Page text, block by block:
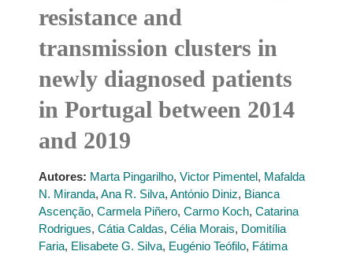
resistance and
transmission clusters in
newly diagnosed patients
in Portugal between 2014
and 2019
Autores: Marta Pingarilho, Victor Pimentel, Mafalda
N. Miranda, Ana R. Silva, António Diniz, Bianca
Ascenção, Carmela Piñero, Carmo Koch, Catarina
Rodrigues, Cátia Caldas, Célia Morais, Domitília
Faria, Elisabete G. Silva, Eugénio Teófilo, Fátima